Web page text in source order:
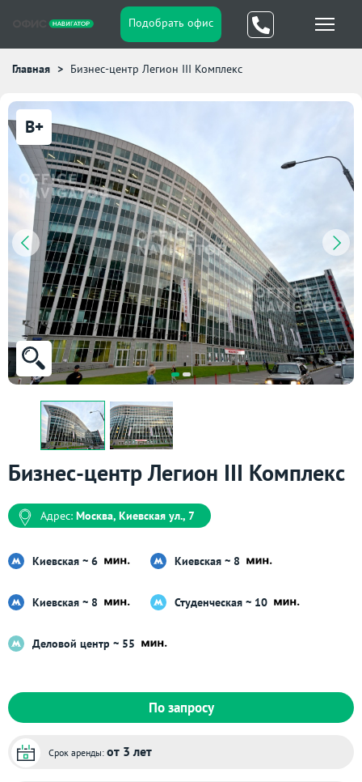
Подобрать офис
Главная Бизнес-центр Легион III Комплекс
B+
Бизнес-центр Легион III Комплекс
Адрес: Москва, Киевская ул., 7
Киевская ~ 6 Киевская ~ 8
Киевская ~ 8 Студенческая ~ 10
Деловой центр ~ 55
По запросу
Срок аренды: от 3 лет